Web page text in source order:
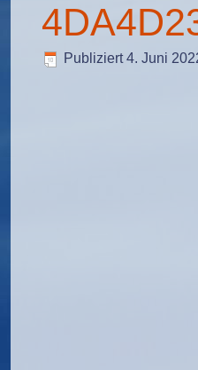
Publiziert 4. Juni